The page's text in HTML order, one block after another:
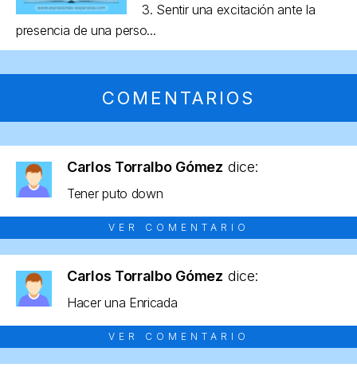
3. Sentir una excitación ante la
presencia de una perso...
COMENTARIOS
Carlos Torralbo Gómez dice:
Tener puto down
VER COMENTARIO
Carlos Torralbo Gómez dice:
Hacer una Enricada
VER COMENTARIO